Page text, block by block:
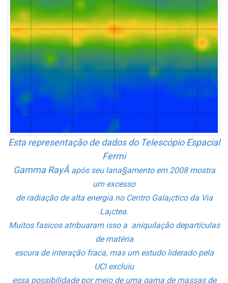
Esta representação de dados do Telescópio Espacial
Fermi
Gamma RayÂ após seu lana§amento em 2008 mostra
um excesso
de radiação de alta energia no Centro Gala¡ctico da Via
La¡ctea.
Muitos fa­sicos atribua­ram isso a aniquilação departículas
de matéria
escura de interação fraca, mas um estudo liderado pela
UCI excluiu
essa possibilidade por meio de uma gama de massas de